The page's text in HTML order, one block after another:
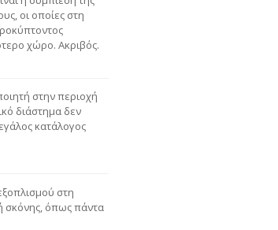
οι οποίες στη
χώρο. Ακριβός.
στην περιοχή
διάστημα δεν
κατάλογος
στη
σκόνης, όπως πάντα